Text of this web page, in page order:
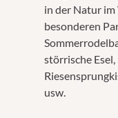
in der Natur
besonderen
störrische
usw.